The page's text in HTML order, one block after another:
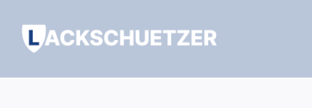
Inhalt
springen